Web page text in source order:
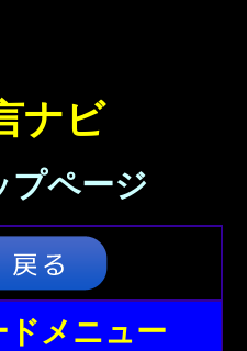
ナビ
ページ
ドメニュー